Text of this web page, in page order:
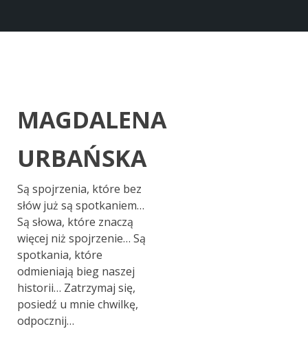
MAGDALENA
URBAŃSKA
Są spojrzenia, które bez
słów już są spotkaniem…
Są słowa, które znaczą
więcej niż spojrzenie… Są
spotkania, które
odmieniają bieg naszej
historii… Zatrzymaj się,
posiedź u mnie chwilkę,
odpocznij…